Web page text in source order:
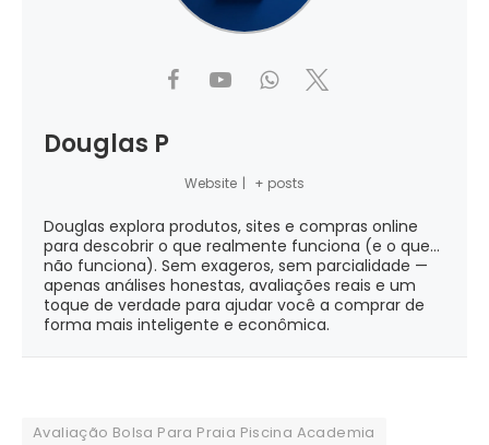
Douglas P
Website | + posts
Douglas explora produtos, sites e compras online
para descobrir o que realmente funciona (e o que...
não funciona). Sem exageros, sem parcialidade —
apenas análises honestas, avaliações reais e um
toque de verdade para ajudar você a comprar de
forma mais inteligente e econômica.
Avaliação Bolsa Para Praia Piscina Academia